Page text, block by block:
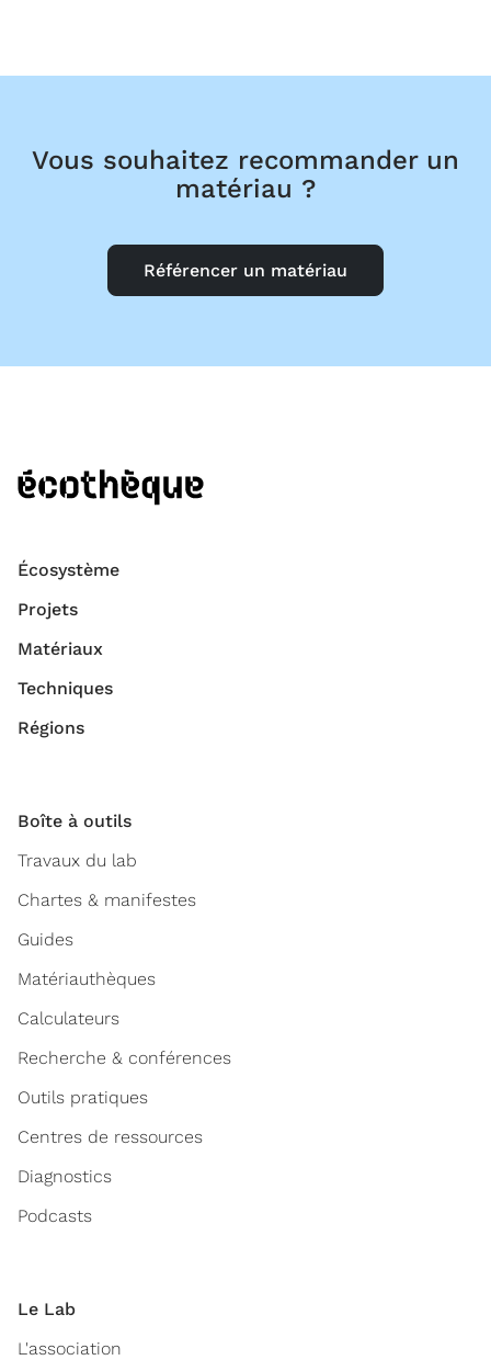
Vous souhaitez recommander un
matériau ?
Référencer un matériau
Écosystème
Projets
Matériaux
Techniques
Régions
Boîte à outils
Travaux du lab
Chartes & manifestes
Guides
Matériauthèques
Calculateurs
Recherche & conférences
Outils pratiques
Centres de ressources
Diagnostics
Podcasts
Le Lab
L'association